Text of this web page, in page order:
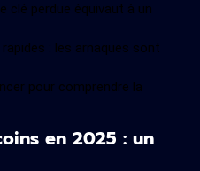
clé perdue équivaut à un
: les arnaques sont
pour comprendre la
en 2025 : un